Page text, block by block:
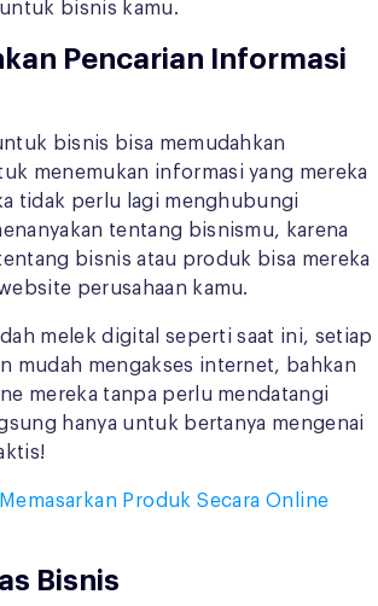
bisnis kamu.
Pencarian Informasi
bisnis bisa memudahkan
menemukan informasi yang mereka
tidak perlu lagi menghubungi
tentang bisnismu, karena
bisnis atau produk bisa mereka
perusahaan kamu.
melek digital seperti saat ini, setiap
mudah mengakses internet, bahkan
mereka tanpa perlu mendatangi
hanya untuk bertanya mengenai
Produk Secara Online
Bisnis